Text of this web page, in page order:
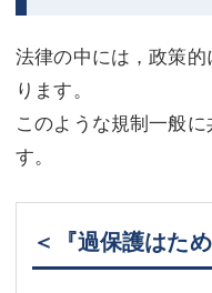
法律の中には，政策
ります。
このような規制一般
す。
＜『過保護はた